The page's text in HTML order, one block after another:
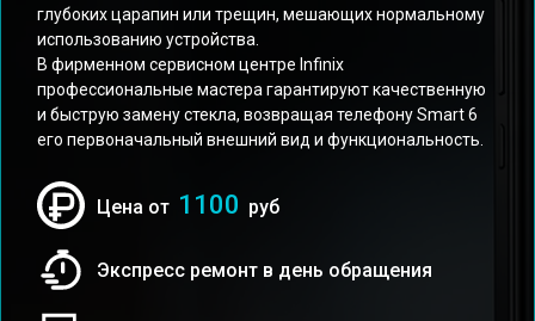
глубоких царапин или трещин, мешающих нормальному
использованию устройства.
В фирменном сервисном центре Infinix
профессиональные мастера гарантируют качественную
и быструю замену стекла, возвращая телефону Smart 6
его первоначальный внешний вид и функциональность.
Цена от 1100 руб
Экспресс ремонт в день обращения